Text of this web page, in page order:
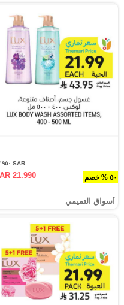
٥٠ % خصم
SAR ٤٣.٩٥٠
21.990
أسواق التميمي